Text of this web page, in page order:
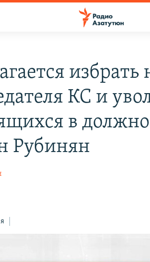
избрать
КС и
в
Рубинян